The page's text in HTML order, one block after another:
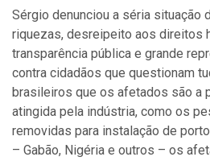
Sérgio denunciou a séria situação
riquezas, desreipeito aos direitos
transparência pública e grande
contra cidadãos que questionam
brasileiros que os afetados são a
atingida pela indústria, como os
removidas para instalação de
– Gabão, Nigéria e outros – os